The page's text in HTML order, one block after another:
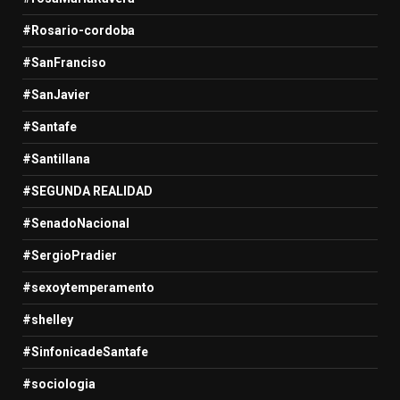
#Rosario-cordoba
#SanFranciso
#SanJavier
#Santafe
#Santillana
#SEGUNDA REALIDAD
#SenadoNacional
#SergioPradier
#sexoytemperamento
#shelley
#SinfonicadeSantafe
#sociologia